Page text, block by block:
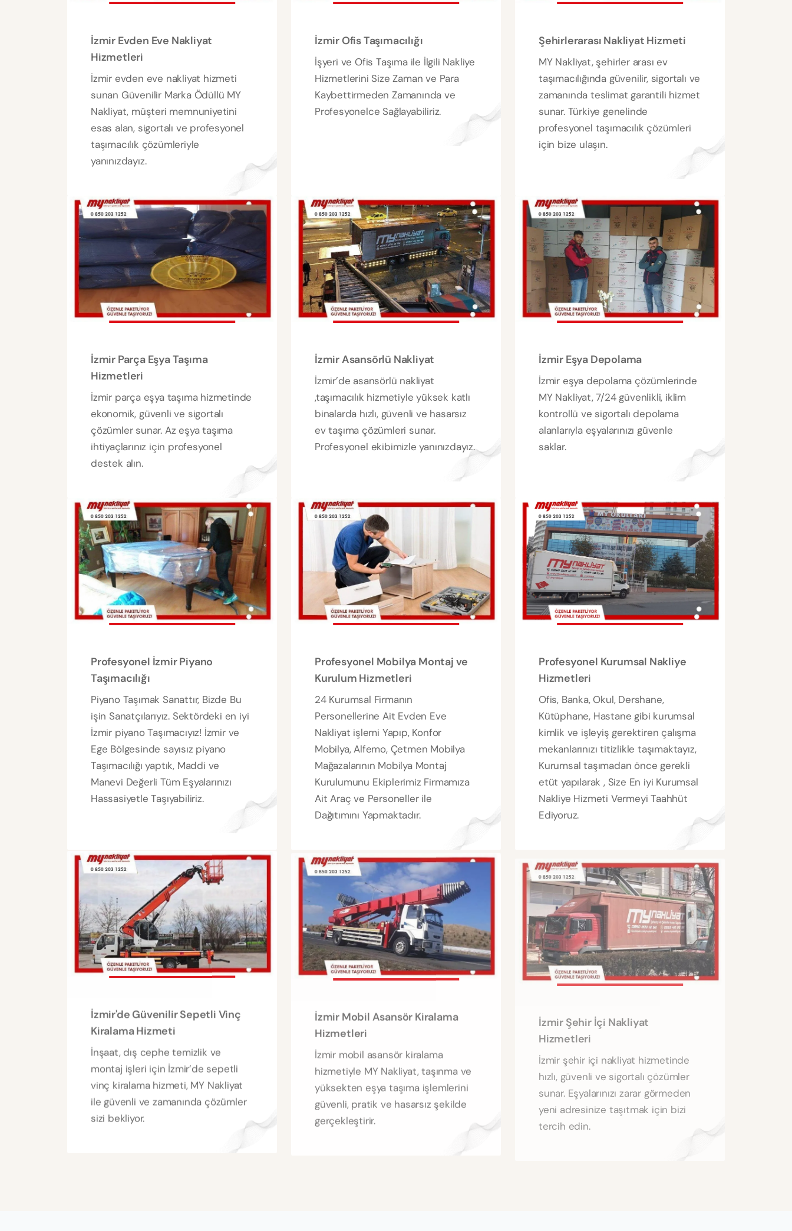
İzmir Evden Eve Nakliyat
Hizmetleri
İzmir evden eve nakliyat hizmeti
sunan Güvenilir Marka Ödüllü MY
Nakliyat, müşteri memnuniyetini
esas alan, sigortalı ve profesyonel
taşımacılık çözümleriyle
yanınızdayız.
İzmir Ofis Taşımacılığı
İşyeri ve Ofis Taşıma ile İlgili Nakliye
Hizmetlerini Size Zaman ve Para
Kaybettirmeden Zamanında ve
Profesyonelce Sağlayabiliriz.
Şehirlerarası Nakliyat Hizmeti
MY Nakliyat, şehirler arası ev
taşımacılığında güvenilir, sigortalı ve
zamanında teslimat garantili hizmet
sunar. Türkiye genelinde
profesyonel taşımacılık çözümleri
için bize ulaşın.
İzmir Parça Eşya Taşıma
Hizmetleri
İzmir parça eşya taşıma hizmetinde
ekonomik, güvenli ve sigortalı
çözümler sunar. Az eşya taşıma
ihtiyaçlarınız için profesyonel
destek alın.
İzmir Asansörlü Nakliyat
İzmir’de asansörlü nakliyat
,taşımacılık hizmetiyle yüksek katlı
binalarda hızlı, güvenli ve hasarsız
ev taşıma çözümleri sunar.
Profesyonel ekibimizle yanınızdayız.
İzmir Eşya Depolama
İzmir eşya depolama çözümlerinde
MY Nakliyat, 7/24 güvenlikli, iklim
kontrollü ve sigortalı depolama
alanlarıyla eşyalarınızı güvenle
saklar.
Profesyonel İzmir Piyano
Taşımacılığı
Piyano Taşımak Sanattır, Bizde Bu
işin Sanatçılarıyız. Sektördeki en iyi
İzmir piyano Taşımacıyız! İzmir ve
Ege Bölgesinde sayısız piyano
Taşımacılığı yaptık, Maddi ve
Manevi Değerli Tüm Eşyalarınızı
Hassasiyetle Taşıyabiliriz.
Profesyonel Mobilya Montaj ve
Kurulum Hizmetleri
24 Kurumsal Firmanın
Personellerine Ait Evden Eve
Nakliyat işlemi Yapıp, Konfor
Mobilya, Alfemo, Çetmen Mobilya
Mağazalarının Mobilya Montaj
Kurulumunu Ekiplerimiz Firmamıza
Ait Araç ve Personeller ile
Dağıtımını Yapmaktadır.
Profesyonel Kurumsal Nakliye
Hizmetleri
Ofis, Banka, Okul, Dershane,
Kütüphane, Hastane gibi kurumsal
kimlik ve işleyiş gerektiren çalışma
mekanlarınızı titizlikle taşımaktayız,
Kurumsal taşımadan önce gerekli
etüt yapılarak , Size En iyi Kurumsal
Nakliye Hizmeti Vermeyi Taahhüt
Ediyoruz.
İzmir'de Güvenilir Sepetli Vinç
Kiralama Hizmeti
İnşaat, dış cephe temizlik ve
montaj işleri için İzmir’de sepetli
vinç kiralama hizmeti, MY Nakliyat
ile güvenli ve zamanında çözümler
sizi bekliyor.
İzmir Mobil Asansör Kiralama
Hizmetleri
İzmir mobil asansör kiralama
hizmetiyle MY Nakliyat, taşınma ve
yüksekten eşya taşıma işlemlerini
güvenli, pratik ve hasarsız şekilde
gerçekleştirir.
İzmir Şehir İçi Nakliyat
Hizmetleri
hızlı, güvenli ve sigortalı çözümler
sunar. Eşyalarınızı zarar görmeden
yeni adresinize taşıtmak için bizi
tercih edin.